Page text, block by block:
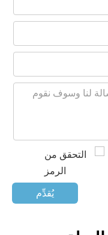
يُقدِّم